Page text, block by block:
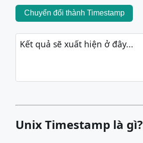
Chuyển đổi thành Timestamp
Kết quả sẽ xuất hiện ở đây...
Unix Timestamp là gì?